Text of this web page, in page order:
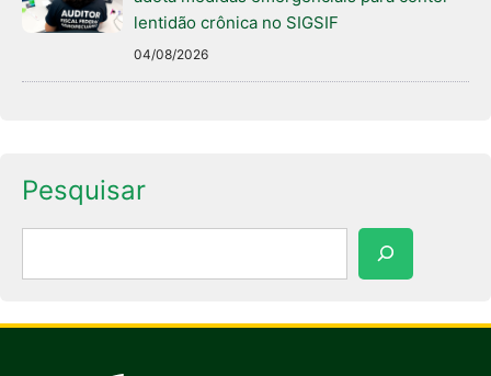
lentidão crônica no SIGSIF
04/08/2026
Pesquisar